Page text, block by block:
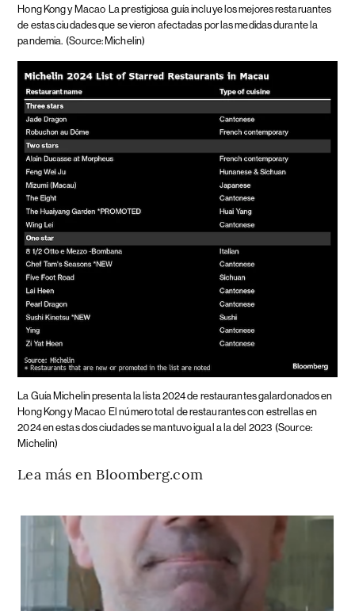
Hong Kong y Macao La prestigiosa guía incluye los mejores restaruantes
de estas ciudades que se vieron afectadas por las medidas durante la
pandemia. (Source: Michelin)
La Guía Michelin presenta la lista 2024 de restaurantes galardonados en
Hong Kong y Macao El número total de restaurantes con estrellas en
2024 en estas dos ciudades se mantuvo igual a la del 2023 (Source:
Michelin)
Lea más en Bloomberg.com